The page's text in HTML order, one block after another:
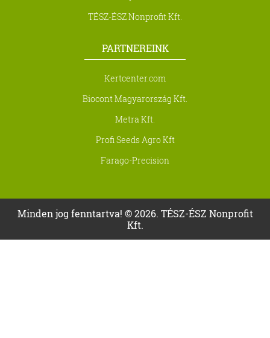
TÉSZ-ÉSZ Nonprofit Kft.
PARTNEREINK
Kertcenter.com
Biocont Magyarország Kft.
Metra Kft.
Profi Seeds Agro Kft
Farago-Precision
Minden jog fenntartva! © 2026. TÉSZ-ÉSZ Nonprofit
Kft.